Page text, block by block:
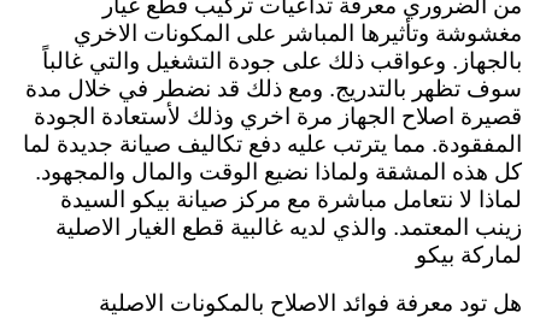
من الضروري معرفة تداعيات تركيب قطع غيار
مغشوشة وتأثيرها المباشر على المكونات الاخري
بالجهاز. وعواقب ذلك على جودة التشغيل والتي غالباً
سوف تظهر بالتدريج. ومع ذلك قد نضطر في خلال مدة
قصيرة اصلاح الجهاز مرة اخري وذلك لأستعادة الجودة
المفقودة. مما يترتب عليه دفع تكاليف صيانة جديدة لما
كل هذه المشقة ولماذا نضيع الوقت والمال والمجهود.
لماذا لا نتعامل مباشرة مع مركز صيانة بيكو السيدة
زينب المعتمد. والذي لديه غالبية قطع الغيار الاصلية
لماركة بيكو
هل تود معرفة فوائد الاصلاح بالمكونات الاصلية